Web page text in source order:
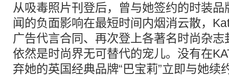
从吸毒照片刊登后，曾与她签约的时装
闻的负面影响在最短时间内烟消云散，
广告代言合同、再次登上各著名时尚杂
依然是时尚界无可替代的宠儿。没有在
弃她的英国经典品牌“巴宝莉”立即与她续